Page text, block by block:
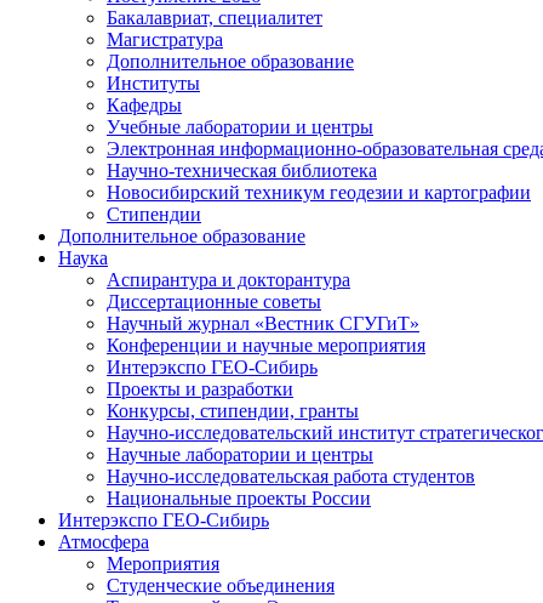
Бакалавриат, специалитет
Магистратура
Дополнительное образование
Институты
Кафедры
Учебные лаборатории и центры
Электронная информационно-образовательная
Научно-техническая библиотека
Новосибирский техникум геодезии и картографии
Стипендии
Дополнительное образование
Наука
Аспирантура и докторантура
Диссертационные советы
Научный журнал «Вестник СГУГиТ»
Конференции и научные мероприятия
Интерэкспо ГЕО-Сибирь
Проекты и разработки
Конкурсы, стипендии, гранты
Научно-исследовательский институт
Научные лаборатории и центры
Научно-исследовательская работа студентов
Национальные проекты России
Интерэкспо ГЕО-Сибирь
Атмосфера
Мероприятия
Студенческие объединения